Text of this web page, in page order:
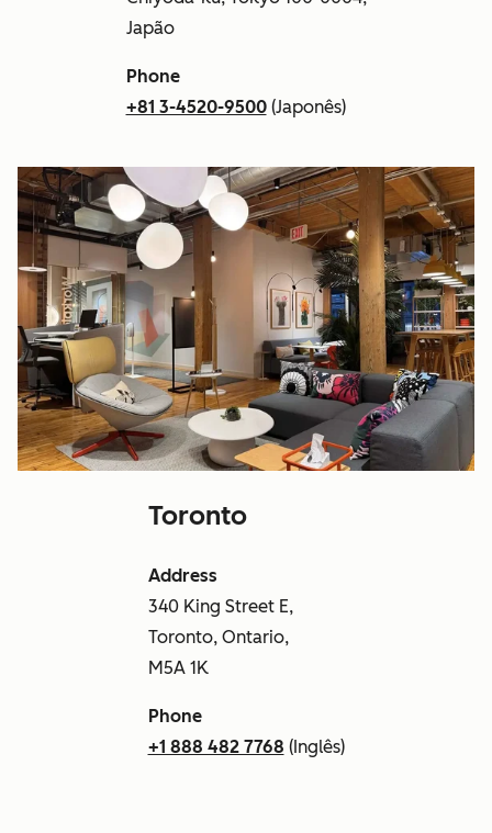
Japão
Phone
+81 3-4520-9500(Japonês)
Toronto
Address
340 King Street E,
Toronto, Ontario,
M5A 1K
Phone
+1 888 482 7768 (Inglês)